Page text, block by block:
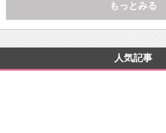
もっとみる
人気記事